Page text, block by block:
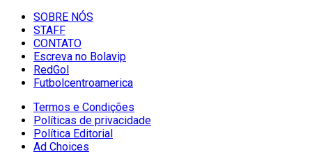
SOBRE NÓS
STAFF
CONTATO
Escreva no Bolavip
RedGol
Futbolcentroamerica
Termos e Condições
Políticas de privacidade
Política Editorial
Ad Choices